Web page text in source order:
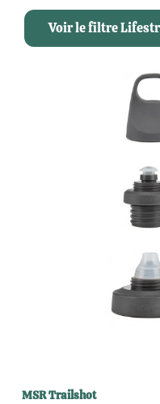
Voir le filtre
MSR Trailshot